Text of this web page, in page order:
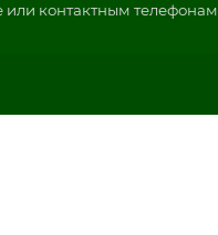
или контактным телефонам.